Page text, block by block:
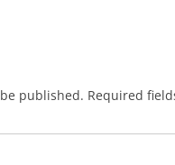
published. Required